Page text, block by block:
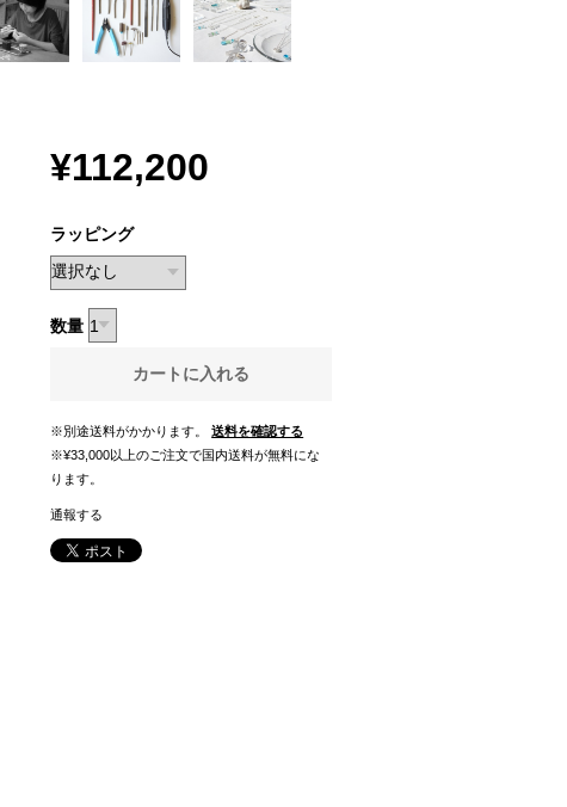
¥112,200
ラッピング
数量
カートに入れる
※別途送料がかかります。
送料を確認する
※¥33,000以上のご注文で国内送料が無料にな
ります。
通報する